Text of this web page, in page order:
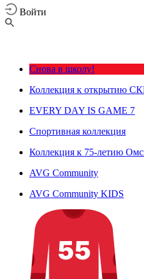
Войти
Снова в школу!
Коллекция к открытию
EVERY DAY IS GAME 7
Спортивная коллекция
Коллекция к 75-летию
AVG Community
AVG Community KIDS